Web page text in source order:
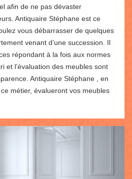
afin de ne pas dévaster
Antiquaire Stéphane est ce
vous débarrasser de quelques
venant d’une succession. Il
répondant à la fois aux normes
et l’évaluation des meubles sont
Antiquaire Stéphane , en
métier, évalueront vos meubles